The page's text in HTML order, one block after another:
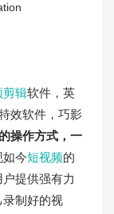
剪辑软件，英
效软件，巧影
操作方式，一
如今短视频的
提供强有力
制好的视